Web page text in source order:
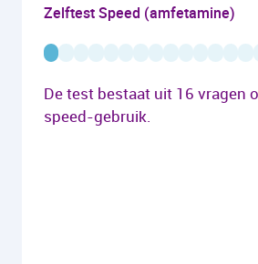
Zelftest Speed (amfetamine)
De test bestaat uit 16 vragen
speed-gebruik.